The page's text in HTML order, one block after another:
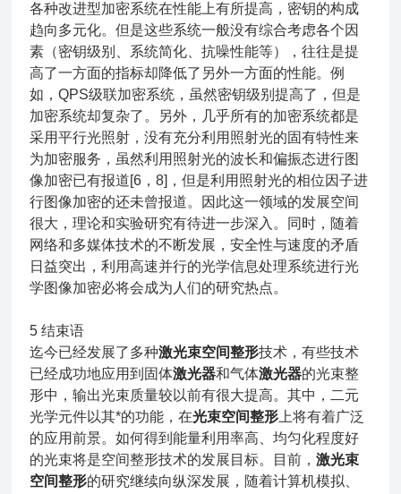
各种改进型加密系统在性能上有所提高，密钥的构成
趋向多元化。但是这些系统一般没有综合考虑各个因
素（密钥级别、系统简化、抗噪性能等），往往是提
高了一方面的指标却降低了另外一方面的性能。例
如，QPS级联加密系统，虽然密钥级别提高了，但是
加密系统却复杂了。另外，几乎所有的加密系统都是
采用平行光照射，没有充分利用照射光的固有特性来
为加密服务，虽然利用照射光的波长和偏振态进行图
像加密已有报道[6，8]，但是利用照射光的相位因子进
行图像加密的还未曾报道。因此这一领域的发展空间
很大，理论和实验研究有待进一步深入。同时，随着
网络和多媒体技术的不断发展，安全性与速度的矛盾
日益突出，利用高速并行的光学信息处理系统进行光
学图像加密必将会成为人们的研究热点。
5 结束语
迄今已经发展了多种激光束空间整形技术，有些技术
已经成功地应用到固体激光器和气体激光器的光束整
形中，输出光束质量较以前有很大提高。其中，二元
光学元件以其*的功能，在光束空间整形 上将有着广泛
的应用前景。如何得到能量利用率高、均匀化程度好
的光束将是空间整形技术的发展目标。目前，激光束
空间整形的研究继续向纵深发展，随着计算机模拟、